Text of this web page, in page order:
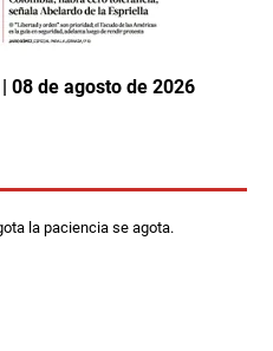
08 de agosto de 2026
la paciencia se agota.